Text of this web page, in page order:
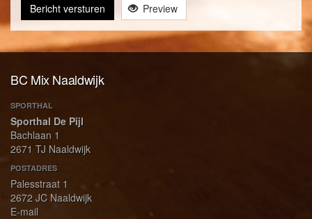
Bericht versturen Preview
BC Mix Naaldwijk
SPORTHAL
Sporthal De Pijl
Bachlaan 1
2671 TJ Naaldwijk
POSTADRES
Palesstraat 1
2672 JC Naaldwijk
E-mail